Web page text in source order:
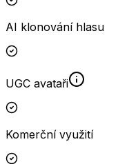
AI klonování hlasu
UGC avataři
Komerční využití